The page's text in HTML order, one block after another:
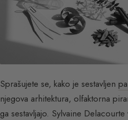
Sprašujete se, kako je sestavljen
njegova arhitektura, olfaktorna
ga sestavljajo. Sylvaine